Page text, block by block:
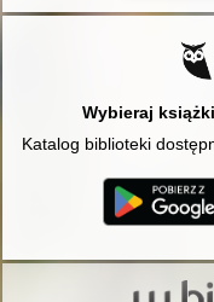
Wybieraj
Katalog biblioteki